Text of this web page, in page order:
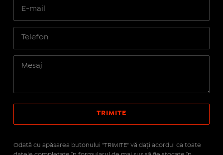
Odată cu apăsarea butonului "TRIMITE" vă daţi acordul ca toate